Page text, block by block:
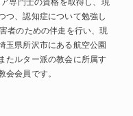
つ、認知症について勉強し
者のための伴走を行い、現
玉県所沢市にある航空公園
たルター派の教会に所属す
会会員です。